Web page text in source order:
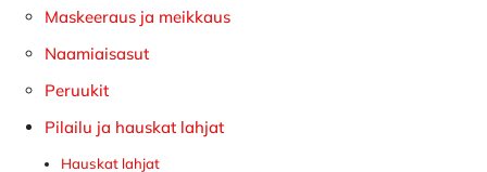
Maskeeraus ja meikkaus
Naamiaisasut
Peruukit
Pilailu ja hauskat lahjat
Hauskat lahjat